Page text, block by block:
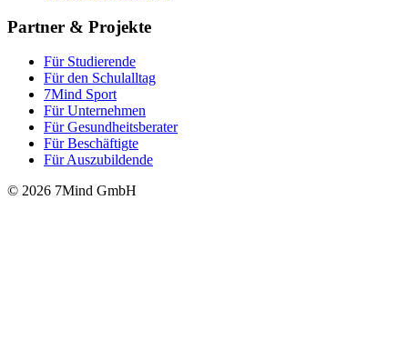
Partner & Projekte
Für Stu­die­rende
Für den Schulalltag
7Mind Sport
Für Unter­neh­men
Für Gesund­heits­be­ra­ter
Für Beschäftigte
Für Auszubildende
© 2026 7Mind GmbH